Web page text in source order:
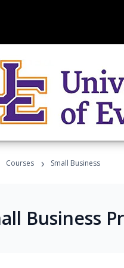
Courses › Small Business
Business